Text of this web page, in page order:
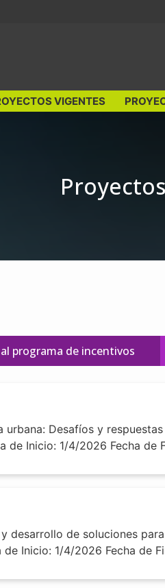
VIGENTES
Proyectos
programa de incentivos
urbana: Desafíos y
de Inicio: 1/4/2026 Fecha de
y desarrollo de soluciones
de Inicio: 1/4/2026 Fecha de